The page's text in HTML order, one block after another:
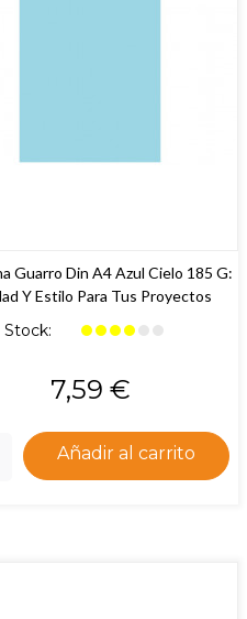
Guarro Din A4 Azul Cielo 185 G:
Y Estilo Para Tus Proyectos
Stock:
Precio
7,59 €
Añadir al carrito